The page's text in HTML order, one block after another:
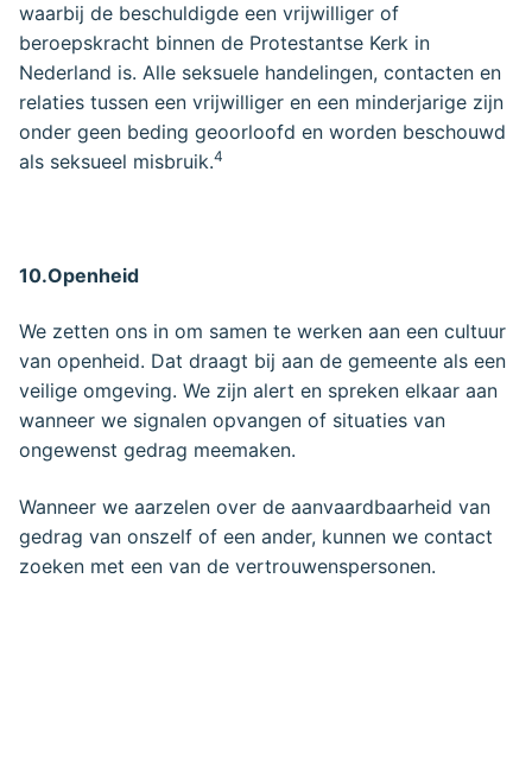
waarbij de beschuldigde een vrijwilliger of
beroepskracht binnen de Protestantse Kerk in
Nederland is. Alle seksuele handelingen, contacten en
relaties tussen een vrijwilliger en een minderjarige zijn
onder geen beding geoorloofd en worden beschouwd
als seksueel misbruik.4
10.Openheid
We zetten ons in om samen te werken aan een cultuur
van openheid. Dat draagt bij aan de gemeente als een
veilige omgeving. We zijn alert en spreken elkaar aan
wanneer we signalen opvangen of situaties van
ongewenst gedrag meemaken.
Wanneer we aarzelen over de aanvaardbaarheid van
gedrag van onszelf of een ander, kunnen we contact
zoeken met een van de vertrouwenspersonen.